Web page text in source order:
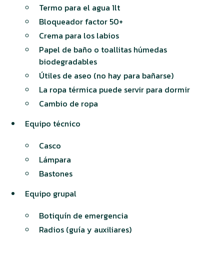
Termo para el agua 1lt
Bloqueador factor 50+
Crema para los labios
Papel de baño o toallitas húmedas
biodegradables
Útiles de aseo (no hay para bañarse)
La ropa térmica puede servir para dormir
Cambio de ropa
Equipo técnico
Casco
Lámpara
Bastones
Equipo grupal
Botiquín de emergencia
Radios (guía y auxiliares)